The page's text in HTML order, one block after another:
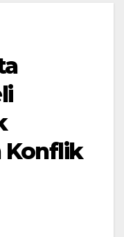
Konflik